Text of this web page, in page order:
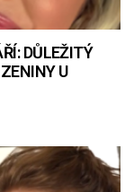
DŮLEŽITÝ
U